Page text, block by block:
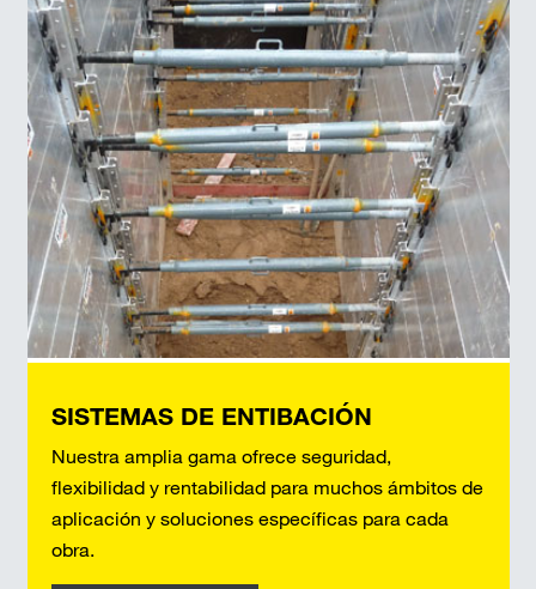
SISTEMAS DE ENTIBACIÓN
Nuestra amplia gama ofrece seguridad,
flexibilidad y rentabilidad para muchos ámbitos de
aplicación y soluciones específicas para cada
obra.